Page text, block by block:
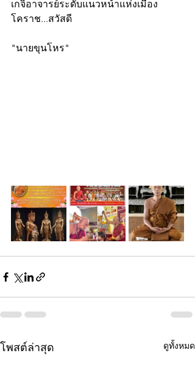
เกจิอาจารย์ระดับแนวหน้าแห่งเมือง
โคราช...สวัสดี
"นายขุนโหร"
โพสต์ล่าสุด ดูทั้งหมด